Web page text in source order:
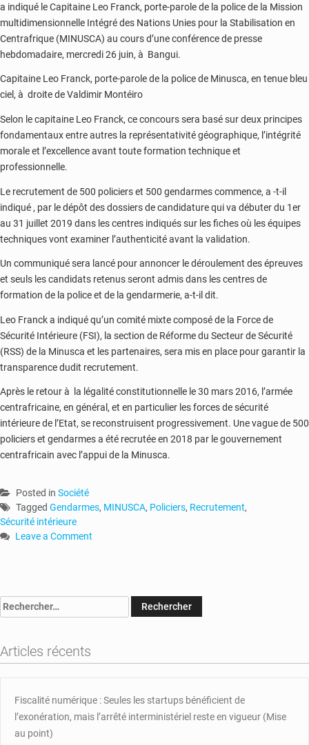
a indiqué le Capitaine Leo Franck, porte-parole de la police de la Mission
multidimensionnelle Intégré des Nations Unies pour la Stabilisation en
Centrafrique (MINUSCA) au cours d’une conférence de presse
hebdomadaire, mercredi 26 juin, à Bangui.
Capitaine Leo Franck, porte-parole de la police de Minusca, en tenue bleu
ciel, à droite de Valdimir Montéiro
Selon le capitaine Leo Franck, ce concours sera basé sur deux principes
fondamentaux entre autres la représentativité géographique, l’intégrité
morale et l’excellence avant toute formation technique et
professionnelle.
Le recrutement de 500 policiers et 500 gendarmes commence, a -t-il
indiqué , par le dépôt des dossiers de candidature qui va débuter du 1er
au 31 juillet 2019 dans les centres indiqués sur les fiches où les équipes
techniques vont examiner l’authenticité avant la validation.
Un communiqué sera lancé pour annoncer le déroulement des épreuves
et seuls les candidats retenus seront admis dans les centres de
formation de la police et de la gendarmerie, a-t-il dit.
Leo Franck a indiqué qu’un comité mixte composé de la Force de
Sécurité Intérieure (FSI), la section de Réforme du Secteur de Sécurité
(RSS) de la Minusca et les partenaires, sera mis en place pour garantir la
transparence dudit recrutement.
Après le retour à la légalité constitutionnelle le 30 mars 2016, l’armée
centrafricaine, en général, et en particulier les forces de sécurité
intérieure de l’Etat, se reconstruisent progressivement. Une vague de 500
policiers et gendarmes a été recrutée en 2018 par le gouvernement
centrafricain avec l’appui de la Minusca.
Posted in Société
Tagged Gendarmes, MINUSCA, Policiers, Recrutement,
Sécurité intérieure
Leave a Comment
le
1000
policiers
gendarmes
Rechercher :
Articles récents
Fiscalité numérique : Seules les startups bénéficient de
l’exonération, mais l’arrêté interministériel reste en vigueur (Mise
au point)